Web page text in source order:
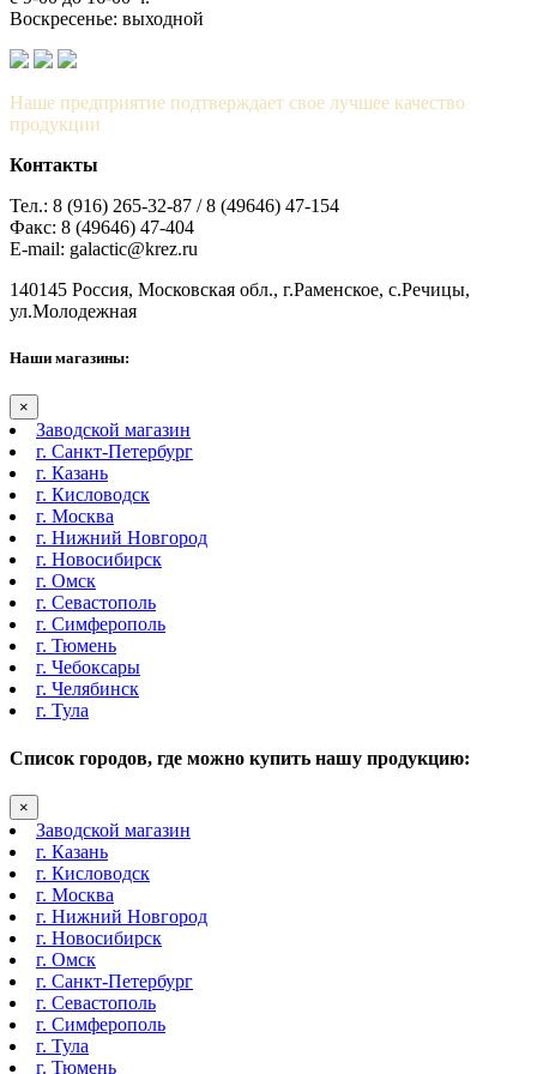
Воскресенье: выходной
Наше предприятие подтверждает свое лучшее качество
продукции
Контакты
Тел.: 8 (916) 265-32-87 / 8 (49646) 47-154
Факс: 8 (49646) 47-404
E-mail: galactic@krez.ru
140145 Россия, Московская обл., г.Раменское, с.Речицы,
ул.Молодежная
Наши магазины:
×
Заводской магазин
г. Санкт-Петербург
г. Казань
г. Кисловодск
г. Москва
г. Нижний Новгород
г. Новосибирск
г. Омск
г. Севастополь
г. Симферополь
г. Тюмень
г. Чебоксары
г. Челябинск
г. Тула
Список городов, где можно купить нашу продукцию:
×
Заводской магазин
г. Казань
г. Кисловодск
г. Москва
г. Нижний Новгород
г. Новосибирск
г. Омск
г. Санкт-Петербург
г. Севастополь
г. Симферополь
г. Тула
г. Тюмень